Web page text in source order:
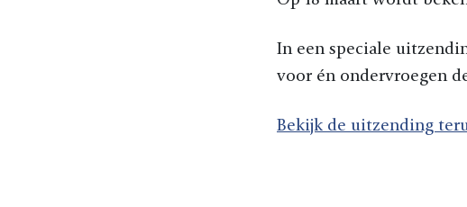
In een speciale
voor én ondervroegen
Bekijk de uitzending